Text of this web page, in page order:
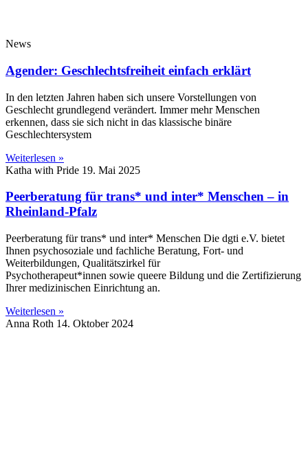
News
Agender: Geschlechtsfreiheit einfach erklärt
In den letzten Jahren haben sich unsere Vorstellungen von
Geschlecht grundlegend verändert. Immer mehr Menschen
erkennen, dass sie sich nicht in das klassische binäre
Geschlechtersystem
Weiterlesen »
Katha with Pride 19. Mai 2025
Peerberatung für trans* und inter* Menschen – in
Rheinland-Pfalz
Peerberatung für trans* und inter* Menschen Die dgti e.V. bietet
Ihnen psychosoziale und fachliche Beratung, Fort- und
Weiterbildungen, Qualitätszirkel für
Psychotherapeut*innen sowie queere Bildung und die Zertifizierung
Ihrer medizinischen Einrichtung an.
Weiterlesen »
Anna Roth 14. Oktober 2024